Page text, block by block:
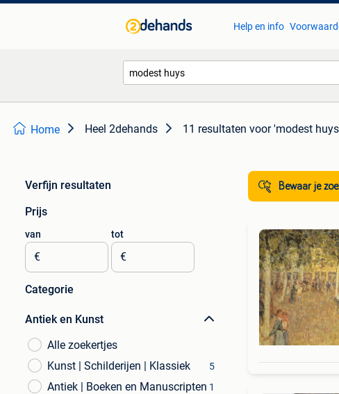
Help en info
Home Heel 2dehands 11 resultaten voor 'modest
Verfijn resultaten
Prijs
van
€
tot
€
Categorie
Antiek en Kunst
Alle zoekertjes
Kunst | Schilderijen | Klassiek
5
Antiek | Boeken en Manuscripten 1
Bewaar je